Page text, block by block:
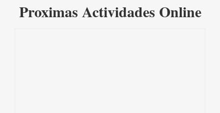
Proximas Actividades Online